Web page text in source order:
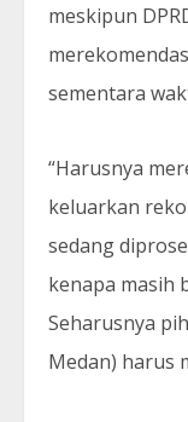
meskipun
sementara
“Harusnya
keluarkan
sedang
kenapa masih
Seharusnya
Medan) harus